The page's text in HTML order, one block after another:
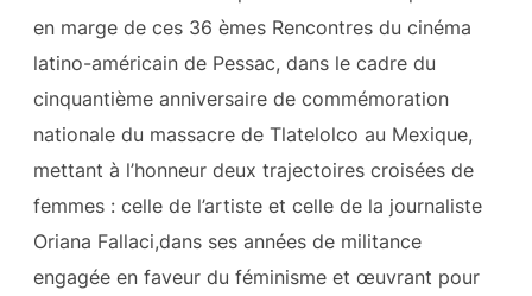
en marge de ces 36 èmes Rencontres du cinéma
latino-américain de Pessac, dans le cadre du
cinquantième anniversaire de commémoration
nationale du massacre de Tlatelolco au Mexique,
mettant à l’honneur deux trajectoires croisées de
femmes : celle de l’artiste et celle de la journaliste
Oriana Fallaci,dans ses années de militance
engagée en faveur du féminisme et œuvrant pour